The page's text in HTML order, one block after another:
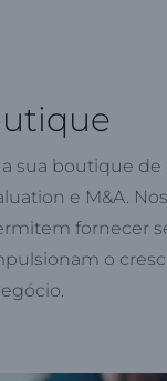
sua boutique de
e M&A.
fornecer
o